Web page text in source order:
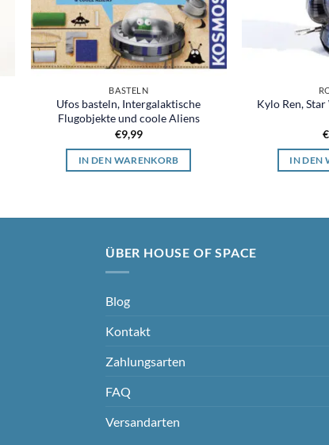
BASTELN
Ufos basteln, Intergalaktische
Flugobjekte und coole Aliens
€9,99
IN DEN WARENKORB
Kylo Ren,
€
IN DEN
ÜBER HOUSE OF SPACE
Blog
Kontakt
Zahlungsarten
FAQ
Versandarten